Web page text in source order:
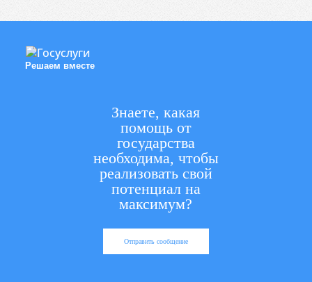
Решаем вместе
Знаете, какая
помощь от
государства
необходима, чтобы
реализовать свой
потенциал на
максимум?
Отправить сообщение